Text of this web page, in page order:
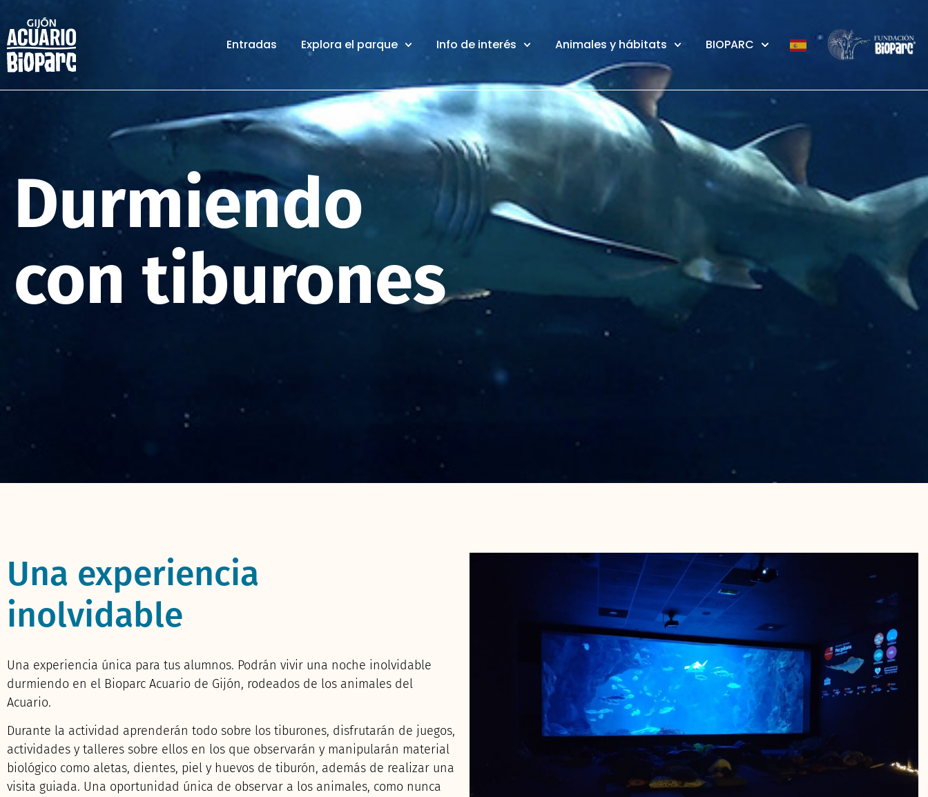
Entradas Explora el parque Info de interés Animales y hábitats BIOPARC
Durmiendo
con tiburones
Una experiencia
inolvidable
Una experiencia única para tus alumnos. Podrán vivir una noche inolvidable
durmiendo en el Bioparc Acuario de Gijón, rodeados de los animales del
Acuario.
Durante la actividad aprenderán todo sobre los tiburones, disfrutarán de juegos,
actividades y talleres sobre ellos en los que observarán y manipularán material
biológico como aletas, dientes, piel y huevos de tiburón, además de realizar una
visita guiada. Una oportunidad única de observar a los animales, como nunca